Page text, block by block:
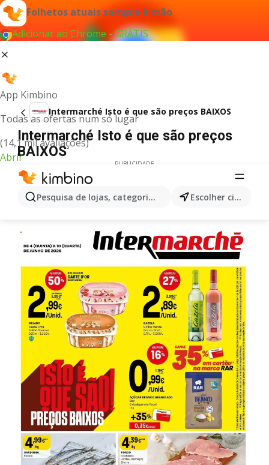
Folhetos atuais sempre à mão
Adicionar ao Chrome - GRÁTIS
App Kimbino
Todas as ofertas num só lugar
(14,1 mil avaliações)
Abrir
Pesquisa de lojas, categorias,produtos... Escolher cidade
Intermarché Isto é que são preços BAIXOS
Intermarché Isto é que são preços
BAIXOS
PUBLICIDADE